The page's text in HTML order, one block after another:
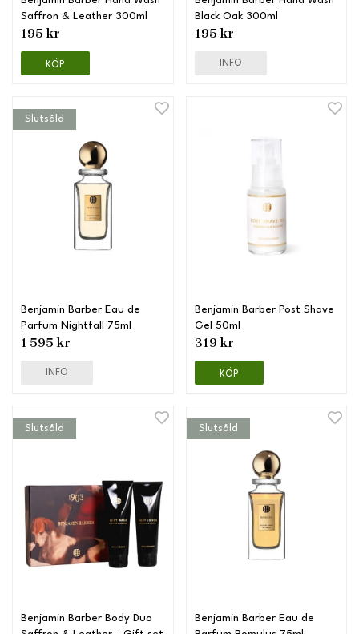
Saffron & Leather 300ml
195 kr
KÖP
Black Oak 300ml
195 kr
INFO
Slutsåld
Benjamin Barber Eau de
Parfum Nightfall 75ml
1 595 kr
INFO
Benjamin Barber Post Shave
Gel 50ml
319 kr
KÖP
Slutsåld
Benjamin Barber Body Duo
Slutsåld
Benjamin Barber Eau de